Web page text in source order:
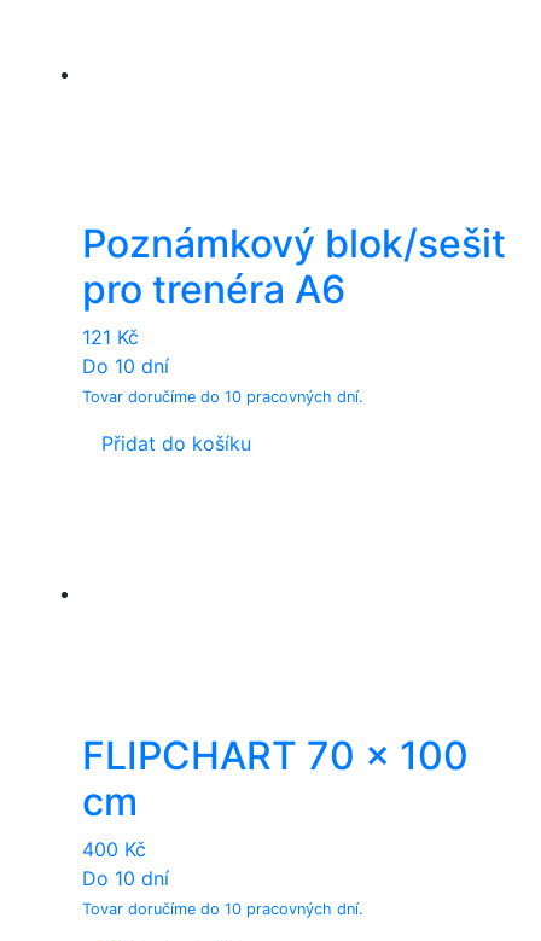
Poznámkový blok/sešit
pro trenéra A6
121 Kč
Do 10 dní
Tovar doručíme do 10 pracovných dní.
Přidat do košíku
FLIPCHART 70 x 100
cm
400 Kč
Do 10 dní
Tovar doručíme do 10 pracovných dní.